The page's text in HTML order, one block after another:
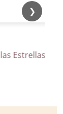
❯
Estrellas